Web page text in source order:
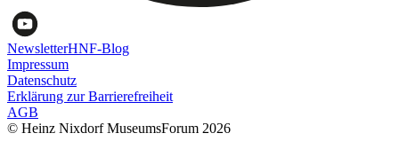
NewsletterHNF-Blog
Impressum
Datenschutz
Erklärung zur Barrierefreiheit
AGB
© Heinz Nixdorf MuseumsForum 2026